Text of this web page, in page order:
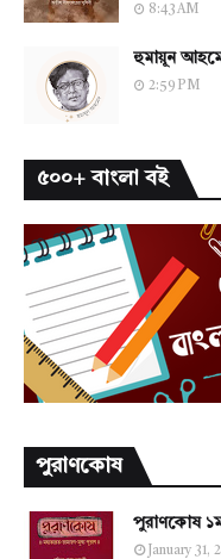
8:43 AM
হুমায়ূন
2:59 PM
৫০০+ বাংলা বই
পুরাণকোষ
পুরাণকোষ ১ম
January 31,